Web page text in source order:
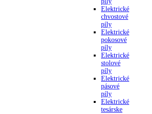
Elektrické
chvostové
píly
Elektrické
pokosové
píly
Elektrické
stolové
píly
Elektrické
pásové
píly
Elektrické
tesárske